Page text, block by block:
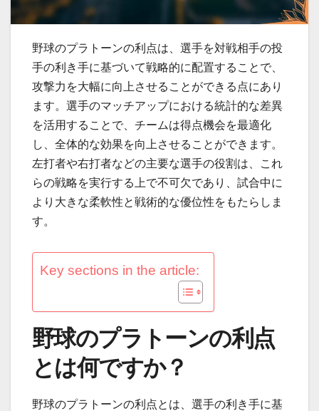
野球のプラトーンの利点は、選手を対戦相手の投
手の利き手に基づいて戦略的に配置することで、
攻撃力を大幅に向上させることができる点にあり
ます。選手のマッチアップにおける統計的な差異
を活用することで、チームは得点機会を最適化
し、全体的な効果を向上させることができます。
左打者や右打者などの主要な選手の役割は、これ
らの戦略を実行する上で不可欠であり、試合中に
より大きな柔軟性と戦術的な優位性をもたらしま
す。
Key sections in the article:
野球のプラトーンの利点
とは何ですか？
野球のプラトーンの利点とは、選手の利き手に基